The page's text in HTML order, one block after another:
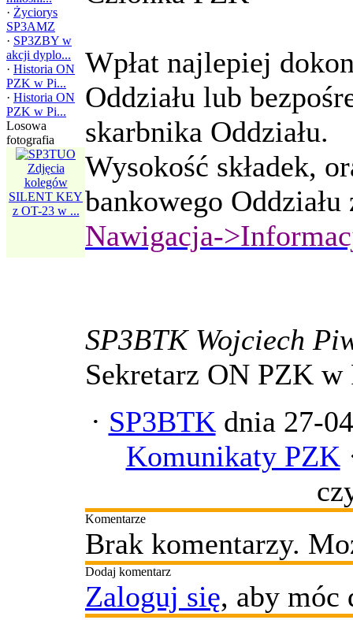
· Życiorys
SP3AMZ
· SP3ZBY w
akcji dyplo...
· Historia ON
PZK w Pi...
· Historia ON
PZK w Pi...
Losowa
fotografia
Praca
SN3WOSP dla
WOŚP 2017
Zdjęcia
kolegów
SILENT KEY
z OT-23 w ...
Wpłat najlepiej
Oddziału lub
skarbnika Oddziału.
Wysokość składek,
bankowego
Nawigacja-
SP3BTK Wojciech
Sekretarz ON PZK w
· SP3BTK dnia 27-
Komunikaty PZK
Komentarze
Brak komentarzy.
Dodaj komentarz
Zaloguj się, aby móc